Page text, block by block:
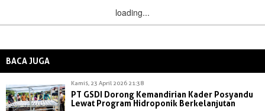
loading...
BACA JUGA
Kamis, 23 April 2026 21:38
PT GSDI Dorong Kemandirian Kader Posyandu
Lewat Program Hidroponik Berkelanjutan